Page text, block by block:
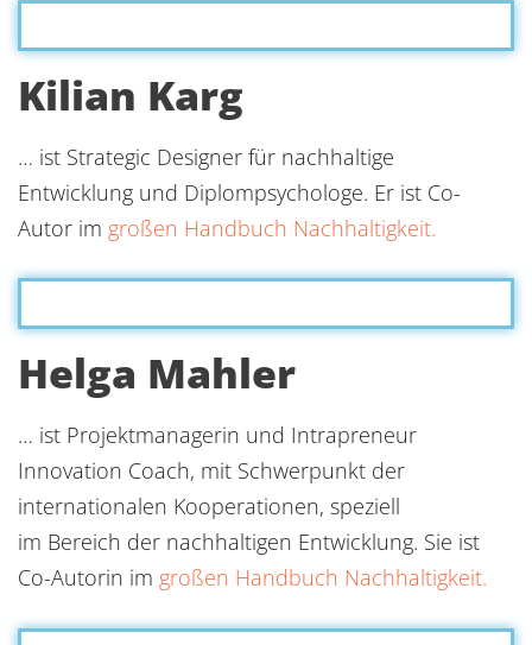
Kilian Karg
… ist Strategic Designer für nachhaltige
Entwicklung und Diplompsychologe. Er ist Co-
Autor im großen Handbuch Nachhaltigkeit.
Helga Mahler
… ist Projektmanagerin und Intrapreneur
Innovation Coach, mit Schwerpunkt der
internationalen Kooperationen, speziell
im Bereich der nachhaltigen Entwicklung. Sie ist
Co-Autorin im großen Handbuch Nachhaltigkeit.